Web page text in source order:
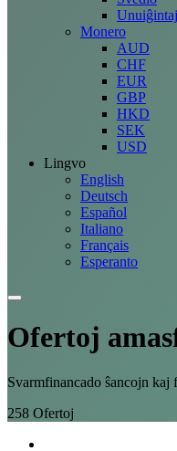
Monero
AUD
CHF
EUR
GBP
HKD
SEK
USD
Lingvo
English
Deutsch
Español
Italiano
Français
Esperanto
Ofertoj
Svarmfinancado ŝancojn
258 Ofertoj